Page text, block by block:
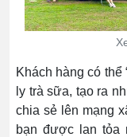
Khách hàng có thể
ly trà sữa, tạo ra
chia sẻ lên mạng
bạn được lan tỏa